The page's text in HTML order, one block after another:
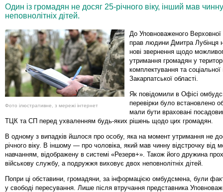
Один із громадян не досяг 25-річного віку, інший мав чинну
неповнолітніх дітей.
Фото ілюстративне, з мережі інтернет
До Уповноваженого Верховної
прав людини Дмитра Лубінця
нові звернення щодо
утримання громадян у
комплектування та соціальної
Закарпатської області.
Як повідомили в Офісі
перевірки було встановлено
мали бути враховані
ТЦК та СП перед ухваленням будь-яких рішень щодо цих громадян.
В одному з випадків йшлося про особу, яка на момент утримання не
річного віку. В іншому — про чоловіка, який мав чинну відстрочку від
навчанням, відображену в системі «Резерв+». Також його дружина
військову службу, а подружжя виховує двох неповнолітніх дітей.
Попри ці обставини, громадяни, за інформацією омбудсмена, були
у свободі пересування. Лише після втручання представника